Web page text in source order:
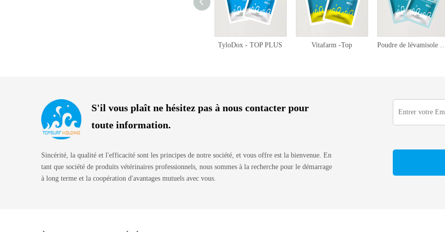
TyloDox - TOP PLUS Vitafarm -Top
S'il vous plaît ne hésitez pas à nous contacter pour
toute information.
Sincérité, la qualité et l'efficacité sont les principes de notre société, et vous offre est la bienvenue. En
tant que société de produits vétérinaires professionnels, nous sommes à la recherche pour le démarrage
à long terme et la coopération d'avantages mutuels avec vous.